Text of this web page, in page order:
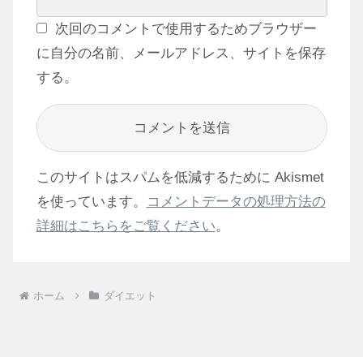
次回のコメントで使用するためブラウザー
に自分の名前、メールアドレス、サイトを保存
する。
このサイトはスパムを低減するために Akismet
を使っています。
コメントデータの処理方法の
詳細はこちらをご覧ください。
ホーム ダイエット